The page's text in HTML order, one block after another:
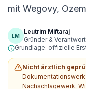
mit Wegovy,
LM
Leutrim Miftaraj
Gründer &
Grundlage: offizielle
Nicht ärztlich
Nachschlagewerk.